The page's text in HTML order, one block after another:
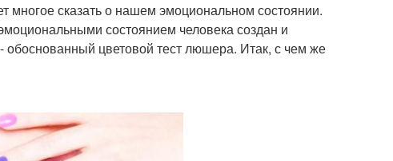
сказать о нашем эмоциональном состоянии.
состоянием человека создан и
цветовой тест люшера. Итак, с чем же